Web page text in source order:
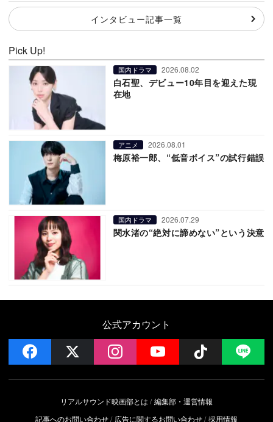
インタビュー記事一覧
Pick Up!
国内ドラマ 2026.08.02
白石聖、デビュー10年目を迎えた現
在地
アニメ 2026.08.01
梅原裕一郎、“低音ボイス”の試行錯誤
国内ドラマ 2026.07.29
関水渚の“絶対に諦めない”という決意
公式アカウント
facebook instagramYouTube Follow
リアルサウンド映画部とは
編集部・運営情報
記事へのお問い合わせ
広告に関するお問い合わせ 採用情報